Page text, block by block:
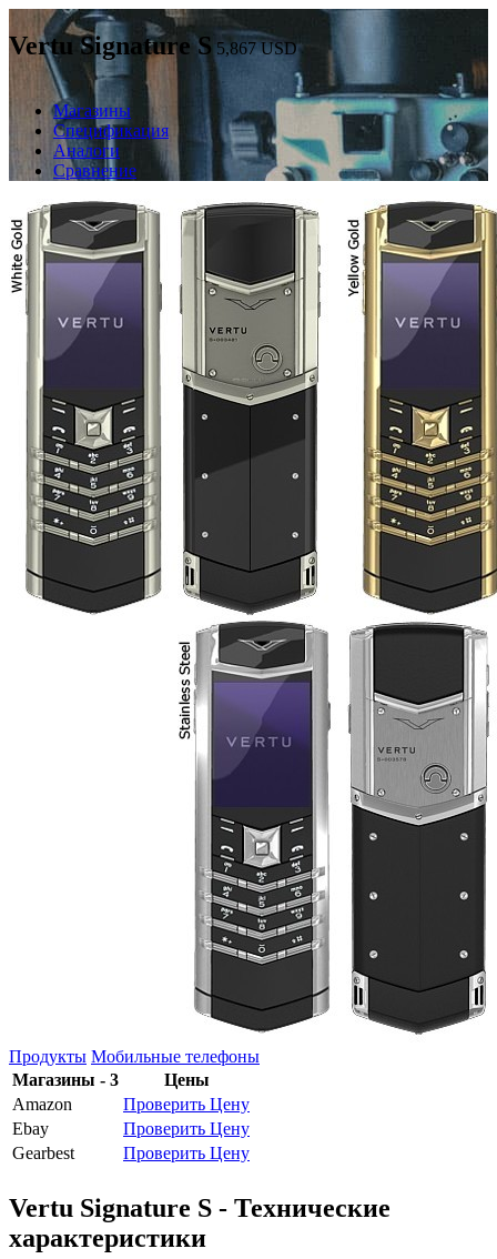
Vertu Signature S 5,867USD
Магазины
Спецификация
Аналоги
Сравнение
Продукты Мобильные телефоны
Магазины - 3
Цены
Amazon
Проверить Цену
Ebay
Проверить Цену
Gearbest
Проверить Цену
Vertu Signature S - Технические
характеристики